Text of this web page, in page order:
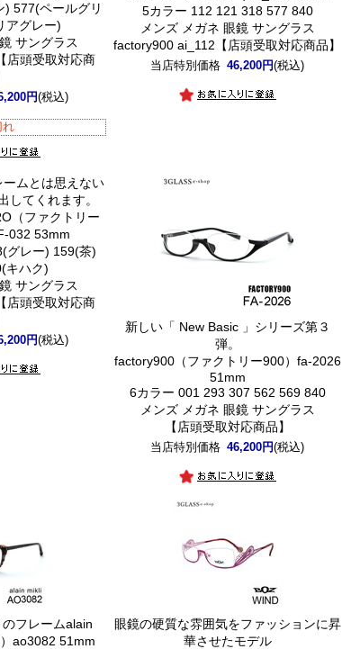
) 577(ペールグリ
アグレー)
サングラス
店頭受取対応商
円(税込)
れ
5カラー 112 121 318 577 840
メンズ メガネ 眼鏡 サングラス
factory900 ai_112【店頭受取対応商品】
当店特別価格 46,200円(税込)
ムとは思えない
してくれます。
（ファクトリー
032 53mm
グレー) 159(茶)
キハク)
サングラス
店頭受取対応商
円(税込)
新しい「 New Basic 」シリーズ第３
弾。
factory900（ファクトリー900）fa-2026
51mm
6カラー 001 293 307 562 569 840
メンズ メガネ 眼鏡 サングラス
【店頭受取対応商品】
当店特別価格 46,200円(税込)
のフレームalain
ao3082 51mm
眼鏡の硬質な雰囲気をファッションに昇
華させたモデル